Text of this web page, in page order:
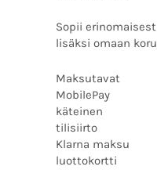
Sopii
lisäksi omaan
Maksutavat
MobilePay
käteinen
tilisiirto
Klarna maksu
luottokortti